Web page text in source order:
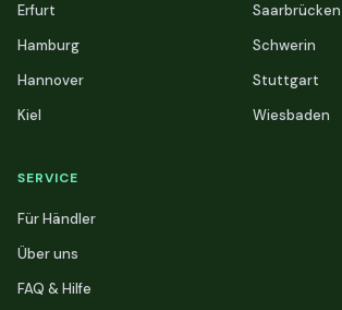
Erfurt
Hamburg
Hannover
Kiel
Saarbrücken
Schwerin
Stuttgart
Wiesbaden
SERVICE
Für Händler
Über uns
FAQ & Hilfe